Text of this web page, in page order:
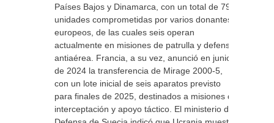
Países Bajos y Dinamarca, con un total de 79
unidades comprometidas por varios donantes
europeos, de las cuales seis operan
actualmente en misiones de patrulla y defensa
antiaérea. Francia, a su vez, anunció en junio
de 2024 la transferencia de Mirage 2000-5,
con un lote inicial de seis aparatos previsto
para finales de 2025, destinados a misiones de
interceptación y apoyo táctico. El ministerio de